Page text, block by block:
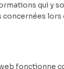
qui y
lors
fonctionne